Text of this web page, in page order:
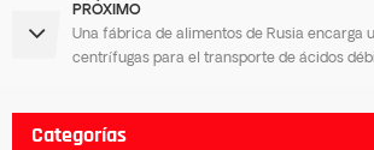
PRÓXIMO
Una fábrica de alimentos de Rusia encarga
centrífugas para el transporte de ácidos
Categorías